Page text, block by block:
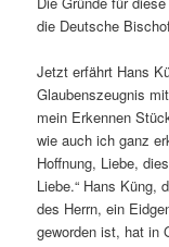
die Deutsche
Jetzt erfährt Hans
Glaubenszeugnis
mein Erkennen
wie auch ich ganz
Hoffnung, Liebe,
Liebe.“ Hans Küng,
des Herrn, ein
geworden ist, hat in